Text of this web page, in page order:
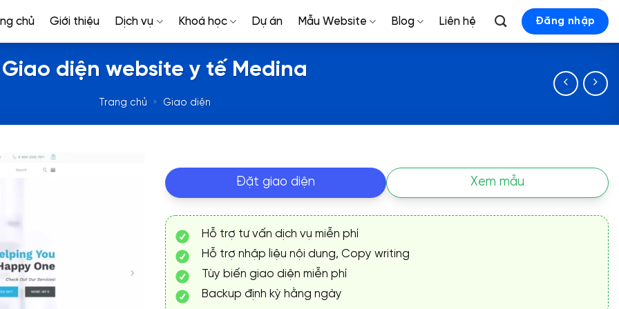
chủ Giới thiệu Dịch vụ Khoá học Dự án Mẫu Website Blog Liên hệ Đăng nhập
Giao diện website y tế Medina
Trang chủ » Giao diện
Đặt giao diện Xem mẫu
Hỗ trợ tư vấn dịch vụ miễn phí
Hỗ trợ nhập liệu nội dung, Copy writing
Tùy biến giao diện miễn phí
Backup định kỳ hằng ngày